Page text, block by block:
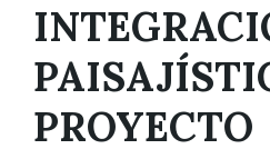
PROYECTO